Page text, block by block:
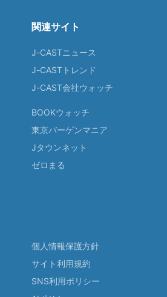
関連サイト
J-CASTニュース
J-CASTトレンド
J-CAST会社ウォッチ
BOOKウォッチ
東京バーゲンマニア
Jタウンネット
ゼロまる
個人情報保護方針
サイト利用規約
SNS利用ポリシー